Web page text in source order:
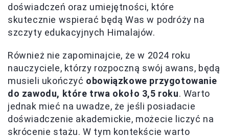
doświadczeń oraz umiejętności, które
skutecznie wspierać będą Was w podróży na
szczyty edukacyjnych Himalajów.
Również nie zapominajcie, że w 2024 roku
nauczyciele, którzy rozpoczną swój awans, będą
musieli ukończyć obowiązkowe przygotowanie
do zawodu, które trwa około 3,5 roku. Warto
jednak mieć na uwadze, że jeśli posiadacie
doświadczenie akademickie, możecie liczyć na
skrócenie stażu. W tym kontekście warto